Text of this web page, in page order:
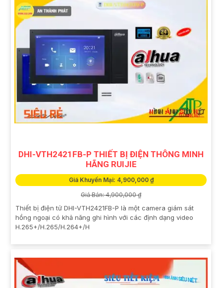
DHI-VTH2421FB-P THIẾT BỊ ĐIỆN THÔNG MINH
HÃNG RUIJIE
Giá Khuyến Mại: 4,900,000 ₫
Giá Bán: 4,900,000 ₫
Thiết bị điện tử DHI-VTH2421FB-P là một camera giám sát
hồng ngoại có khả năng ghi hình với các định dạng video
H.265+/H.265/H.264+/H